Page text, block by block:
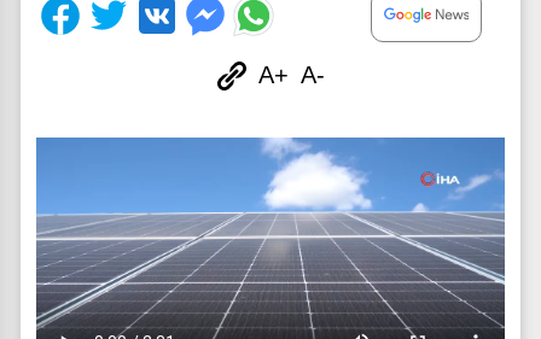
A+ A-